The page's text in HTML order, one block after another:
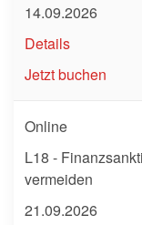
14.09.2026
Details
Jetzt buchen
Online
L18 -
vermeiden
21.09.2026